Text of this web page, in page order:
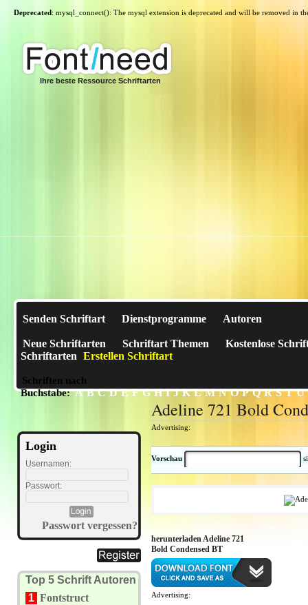
Deprecated: mysql_connect(): The mysql extension is deprecated and will be removed in
Ihre beste Ressource Schriftarten
Senden Schriftart Dienstprogramme Autoren
Neue Schriftarten Schriftart Themen
Kostenlose
Schriftarten Erstellen Schriftart
Schriften nach
Buchstabe:A B C D E F G H I J K L M N O P Q R S T U
Login
Usernamen:
Passwort:
Passwort vergessen?
Top 5 Schrift Autoren
1 Fontstruct
Adeline 721 Bold
Advertising:
Vorschau
herunterladen Adeline 721
Bold Condensed BT
Advertising: